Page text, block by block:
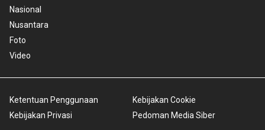
Nasional
Nusantara
Foto
Video
Ketentuan Penggunaan
Kebijakan Privasi
Kebijakan Cookie
Pedoman Media Siber